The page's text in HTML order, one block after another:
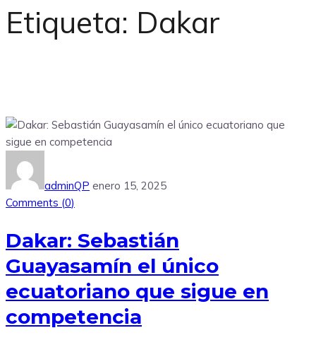
Etiqueta: Dakar
adminQP enero 15, 2025
Comments (0)
Dakar: Sebastián
Guayasamín el único
ecuatoriano que sigue en
competencia